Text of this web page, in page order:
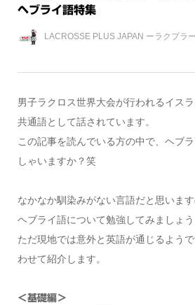
ヘブライ語特集
LACROSSE PLUS JAPAN ーラクプラー
男子ラクロス世界大会が行われるイス
共通語として話されています。
この記事を読んでいる方の中で、ヘブ
しゃいますか？笑
なかなか馴染みがない言語だと思いま
ヘブライ語について勉強してみましょう
ただ現地では意外と英語が通じるよう
わせて紹介します。
＜基礎編＞